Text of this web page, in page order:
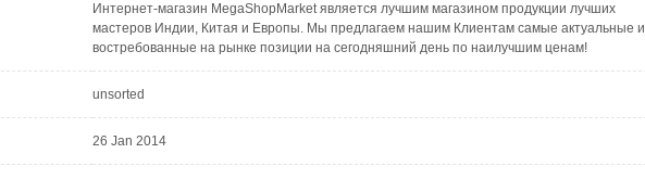
Интернет-магазин MegaShopMarket является лучшим магазином продукции лучших
мастеров Индии, Китая и Европы. Мы предлагаем нашим Клиентам самые актуальные и
востребованные на рынке позиции на сегодняшний день по наилучшим ценам!
unsorted
26 Jan 2014